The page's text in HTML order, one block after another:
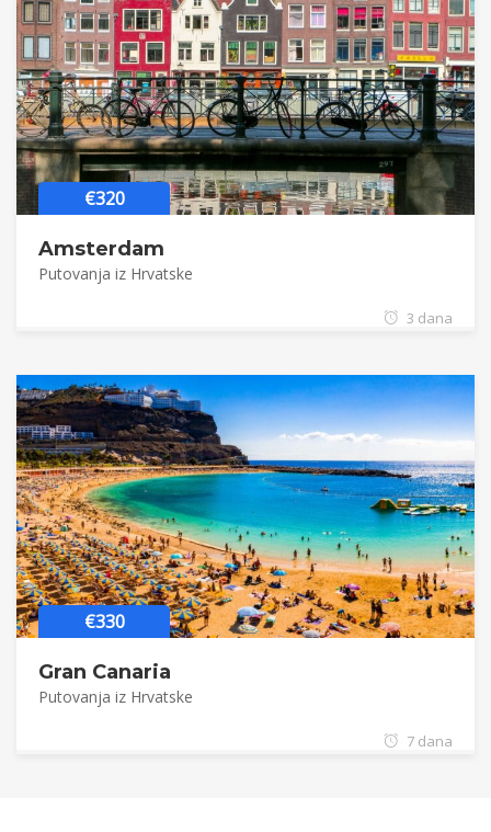
€320
Amsterdam
Putovanja iz Hrvatske
3 dana
€330
Gran Canaria
Putovanja iz Hrvatske
7 dana